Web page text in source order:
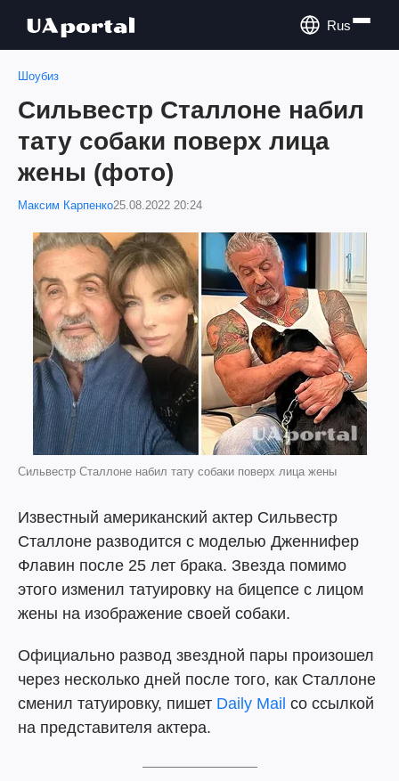
Rus
Шоубиз
Сильвестр Сталлоне набил
тату собаки поверх лица
жены (фото)
Максим Карпенко25.08.2022 20:24
Сильвестр Сталлоне набил тату собаки поверх лица жены
Известный американский актер Сильвестр
Сталлоне разводится с моделью Дженнифер
Флавин после 25 лет брака. Звезда помимо
этого изменил татуировку на бицепсе с лицом
жены на изображение своей собаки.
Официально развод звездной пары произошел
через несколько дней после того, как Сталлоне
сменил татуировку, пишет Daily Mail со ссылкой
на представителя актера.